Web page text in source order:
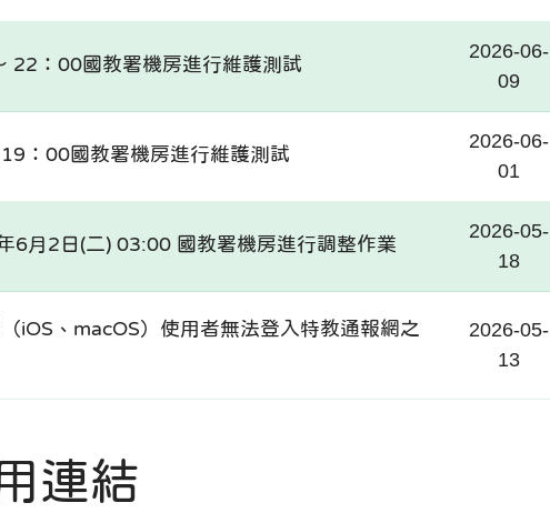
22：00國教署機房進行維護測試
2026-06-
09
：00國教署機房進行維護測試
2026-06-
01
6月2日(二) 03:00 國教署機房進行調整作業
2026-05-
18
iOS、macOS）使用者無法登入特教通報網之
2026-05-
13
連結